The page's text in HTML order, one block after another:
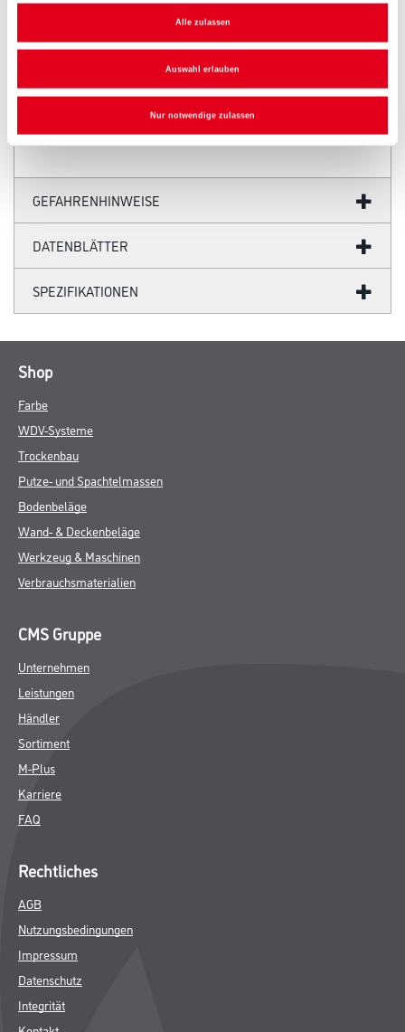
Alle zulassen
Auswahl erlauben
Nur notwendige zulassen
PRODUKTEIGENSCHAFTEN
GEFAHRENHINWEISE
DATENBLÄTTER
SPEZIFIKATIONEN
Shop
Farbe
WDV-Systeme
Trockenbau
Putze- und Spachtelmassen
Bodenbeläge
Wand- & Deckenbeläge
Werkzeug & Maschinen
Verbrauchsmaterialien
CMS Gruppe
Unternehmen
Leistungen
Händler
Sortiment
M-Plus
Karriere
FAQ
Rechtliches
AGB
Nutzungsbedingungen
Impressum
Datenschutz
Integrität